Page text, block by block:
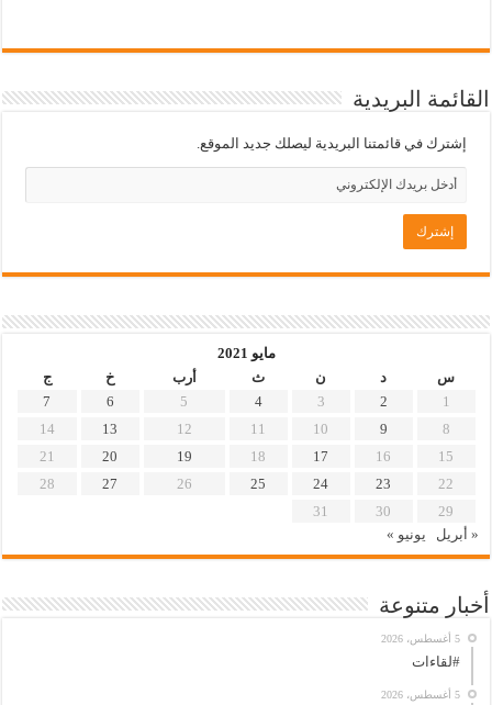
القائمة البريدية
إشترك في قائمتنا البريدية ليصلك جديد الموقع.
مايو 2021
س
د ن ث أرب خ
ج
1
2
3
4
5
6
7
8
9
10
11
12
13
14
15
16
17
18
19
20
21
22
23
24
25
26
27
28
29
30
31
« أبريل
يونيو »
أخبار متنوعة
5 أغسطس، 2026
#لقاءات
5 أغسطس، 2026